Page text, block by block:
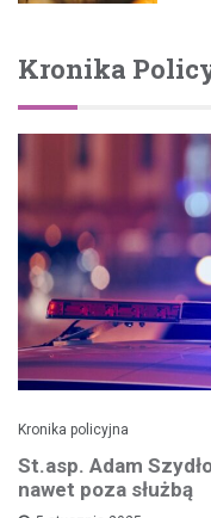
Kronika
Kronika policyjna
St.asp. Adam
nawet poza służbą